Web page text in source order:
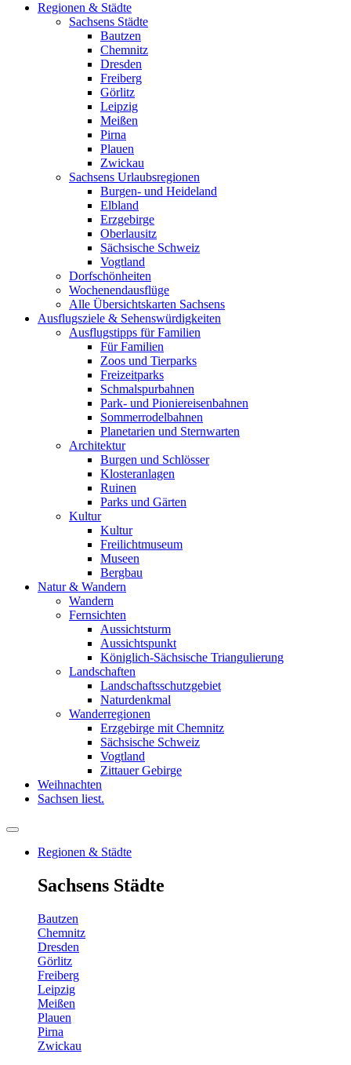
Regionen & Städte
Sachsens Städte
Bautzen
Chemnitz
Dresden
Freiberg
Görlitz
Leipzig
Meißen
Pirna
Plauen
Zwickau
Sachsens Urlaubsregionen
Burgen- und Heideland
Elbland
Erzgebirge
Oberlausitz
Sächsische Schweiz
Vogtland
Dorfschönheiten
Wochenendausflüge
Alle Übersichtskarten Sachsens
Ausflugsziele & Sehenswürdigkeiten
Ausflugstipps für Familien
Für Familien
Zoos und Tierparks
Freizeitparks
Schmalspurbahnen
Park- und Pioniereisenbahnen
Sommerrodelbahnen
Planetarien und Sternwarten
Architektur
Burgen und Schlösser
Klosteranlagen
Ruinen
Parks und Gärten
Kultur
Kultur
Freilichtmuseum
Museen
Bergbau
Natur & Wandern
Wandern
Fernsichten
Aussichtsturm
Aussichtspunkt
Königlich-Sächsische Triangulierung
Landschaften
Landschaftsschutzgebiet
Naturdenkmal
Wanderregionen
Erzgebirge mit Chemnitz
Sächsische Schweiz
Vogtland
Zittauer Gebirge
Weihnachten
Sachsen liest.
Regionen & Städte
Sachsens Städte
Bautzen
Chemnitz
Dresden
Görlitz
Freiberg
Leipzig
Meißen
Plauen
Pirna
Zwickau